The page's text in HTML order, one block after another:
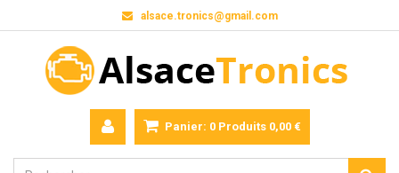
alsace.tronics@gmail.com
Panier: 0 Produits 0,00 €